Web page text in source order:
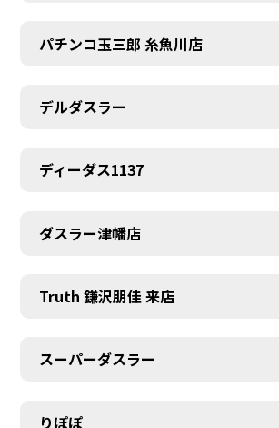
パチンコ玉三郎 糸魚川店
デルダスラー
ディーダス1137
ダスラー津幡店
Truth 鎌沢朋佳 来店
スーパーダスラー
りぽぽ